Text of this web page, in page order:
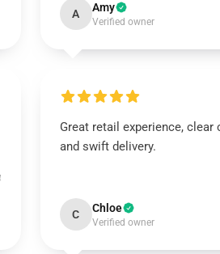
A Amy
Verified owner
Great retail experience,
and swift delivery.
C Chloe
Verified owner